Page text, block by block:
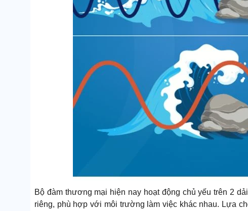
Bộ đàm thương mại hiện nay hoạt động chủ yếu trên 2
riêng, phù hợp với môi trường làm việc khác nhau. Lựa